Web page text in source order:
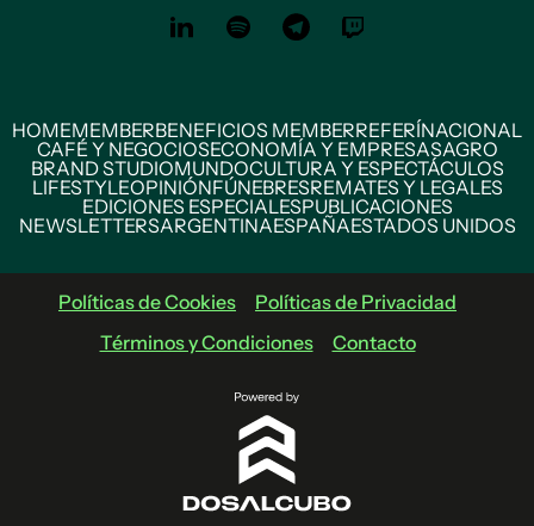
HOMEMEMBERBENEFICIOS MEMBERREFERÍNACIONAL
CAFÉ Y NEGOCIOSECONOMÍA Y EMPRESASAGRO
BRAND STUDIOMUNDOCULTURA Y ESPECTÁCULOS
LIFESTYLEOPINIÓNFÚNEBRESREMATES Y LEGALES
EDICIONES ESPECIALESPUBLICACIONES
NEWSLETTERSARGENTINAESPAÑAESTADOS UNIDOS
Políticas de Cookies
Políticas de Privacidad
Términos y Condiciones
Contacto